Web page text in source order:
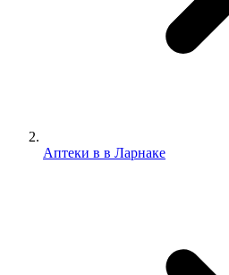
Аптеки в в Ларнаке